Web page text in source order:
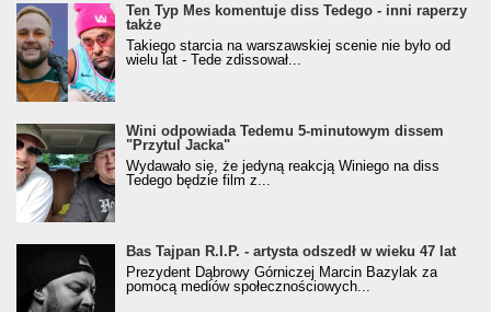
Ten Typ Mes komentuje diss Tedego - inni raperzy
także
Takiego starcia na warszawskiej scenie nie było od
wielu lat - Tede zdissował...
Wini odpowiada Tedemu 5-minutowym dissem
"Przytul Jacka"
Wydawało się, że jedyną reakcją Winiego na diss
Tedego będzie film z...
Bas Tajpan R.I.P. - artysta odszedł w wieku 47 lat
Prezydent Dąbrowy Górniczej Marcin Bazylak za
pomocą mediów społecznościowych...